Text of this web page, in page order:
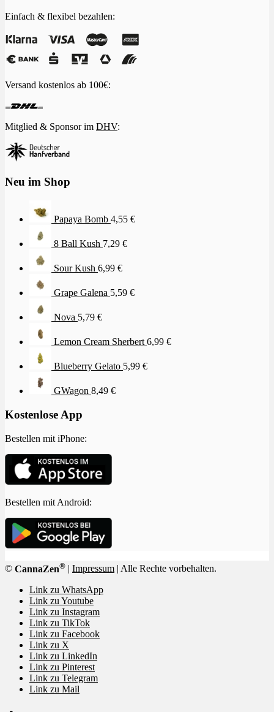
Einfach & flexibel bezahlen:
Versand kostenlos ab 100€:
Mitglied & Sponsor im DHV:
Neu im Shop
Papaya Bomb 4,55 €
8 Ball Kush 7,29 €
Sour Kush 6,99 €
Grape Galena 5,59 €
Nova 5,79 €
Lemon Cream Sherbert 6,99 €
Blueberry Gelato 5,99 €
GWagon 8,49 €
Kostenlose App
Bestellen mit iPhone:
Bestellen mit Android:
© CannaZen® Impressum | Alle Rechte vorbehalten.
Link zu WhatsApp
Link zu Youtube
Link zu Instagram
Link zu TikTok
Link zu Facebook
Link zu X
Link zu LinkedIn
Link zu Pinterest
Link zu Telegram
Link zu Mail